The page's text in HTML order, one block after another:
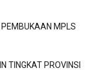
MPLS
TINGKAT PROVINSI